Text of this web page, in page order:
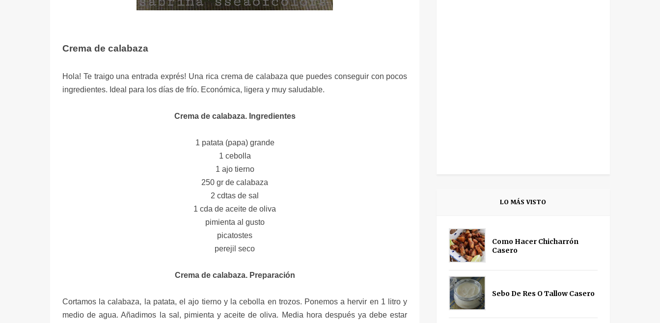
Crema de calabaza
Hola! Te traigo una entrada exprés! Una rica crema de calabaza que puedes conseguir con pocos
ingredientes. Ideal para los días de frío. Económica, ligera y muy saludable.
Crema de calabaza. Ingredientes
1 patata (papa) grande
1 cebolla
1 ajo tierno
250 gr de calabaza
2 cdtas de sal
1 cda de aceite de oliva
pimienta al gusto
picatostes
perejil seco
Crema de calabaza. Preparación
Cortamos la calabaza, la patata, el ajo tierno y la cebolla en trozos. Ponemos a hervir en 1 litro y
medio de agua. Añadimos la sal, pimienta y aceite de oliva. Media hora después ya debe estar
LO MÁS VISTO
Como Hacer Chicharrón
Casero
Sebo De Res O Tallow Casero